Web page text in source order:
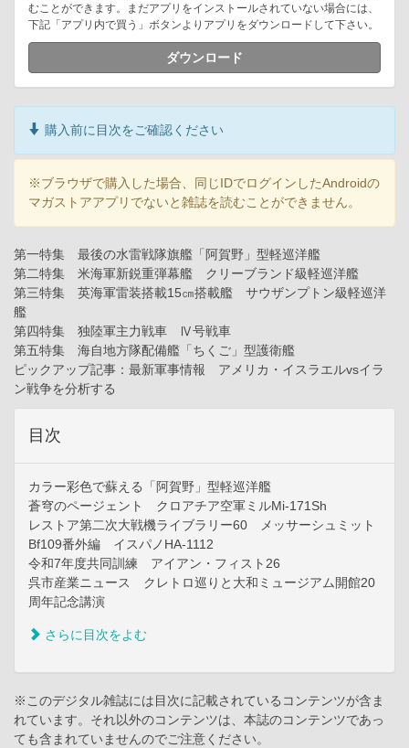
むことができます。まだアプリをインストールされていない場合には、
下記「アプリ内で買う」ボタンよりアプリをダウンロードして下さい。
ダウンロード
購入前に目次をご確認ください
※ブラウザで購入した場合、同じIDでログインしたAndroidの
マガストアアプリでないと雑誌を読むことができません。
第一特集 最後の水雷戦隊旗艦「阿賀野」型軽巡洋艦
第二特集 米海軍新鋭重弾幕艦 クリーブランド級軽巡洋艦
第三特集 英海軍雷装搭載15㎝搭載艦 サウザンプトン級軽巡洋
艦
第四特集 独陸軍主力戦車 Ⅳ号戦車
第五特集 海自地方隊配備艦「ちくご」型護衛艦
ピックアップ記事：最新軍事情報 アメリカ・イスラエルvsイラ
ン戦争を分析する
目次
カラー彩色で蘇える「阿賀野」型軽巡洋艦
蒼穹のページェント クロアチア空軍ミルMi-171Sh
レストア第二次大戦機ライブラリー60 メッサーシュミット
Bf109番外編 イスパノHA-1112
令和7年度共同訓練 アイアン・フィスト26
呉市産業ニュース クレトロ巡りと大和ミュージアム開館20
周年記念講演
さらに目次をよむ
※このデジタル雑誌には目次に記載されているコンテンツが含ま
れています。それ以外のコンテンツは、本誌のコンテンツであっ
ても含まれていませんのでご注意ください。